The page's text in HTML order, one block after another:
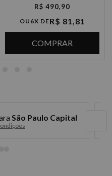
2x de R$ 449,95 sem juros
4x de R$ 224,97 sem juros
R$ 490,90
OU 6X DER$ 81,81
COMPRAR
São Paulo Capital